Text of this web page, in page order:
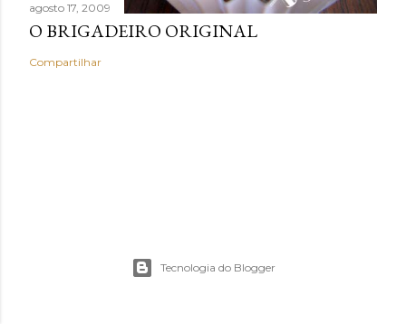
agosto 17, 2009
O BRIGADEIRO ORIGINAL
Compartilhar
Tecnologia do Blogger